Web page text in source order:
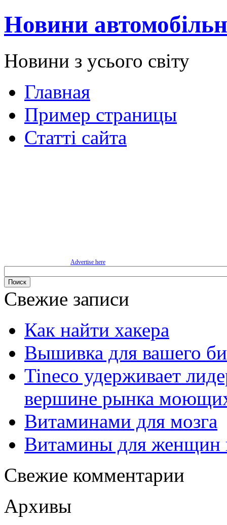
Новини
Новини з усього світу
Главная
Пример страницы
Статті сайта
Advertise here
Свежие записи
Как найти хакера
Вышивка для вашего
Tineco удерживает
вершине рынка
Витаминами для мозга
Витамины для женщин
Свежие комментарии
Архивы